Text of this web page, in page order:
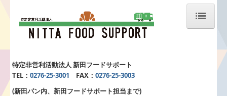
新田フードサポートとは
特定非営利活動法人 新田フードサポート
TEL：0276-25-3001 FAX：0276-25-3003
(新田パン内、新田フードサポート担当まで)